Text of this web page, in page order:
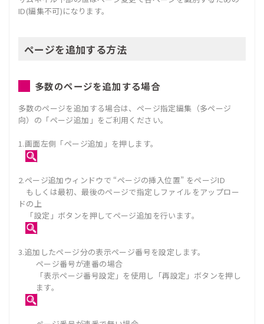
ID(編集不可)になります。
ページを追加する方法
多数のページを追加する場合
多数のページを追加する場合は、ページ指定編集（多ページ
向）の「ページ追加」をご利用ください。
1.画面左側「ページ追加」を押します。
2.ページ追加ウィンドウで “ページの挿入位置” をページID
もしくは最初、最後のページで指定しファイルをアップロー
ドの上
「設定」ボタンを押してページ追加を行います。
3.追加したページ分の表示ページ番号を設定します。
ページ番号が連番の場合
「表示ページ番号設定」を使用し「再設定」ボタンを押し
ます。